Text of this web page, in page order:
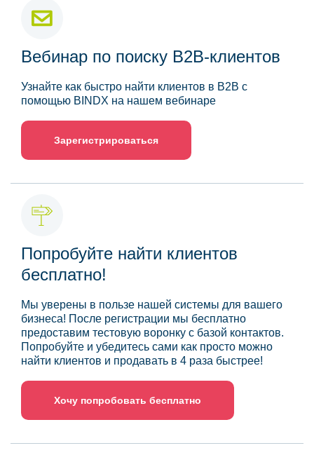
Вебинар по поиску B2B-клиентов
Узнайте как быстро найти клиентов в B2B с
помощью BINDX на нашем вебинаре
Зарегистрироваться
Попробуйте найти клиентов
бесплатно!
Мы уверены в пользе нашей системы для вашего
бизнеса! После регистрации мы бесплатно
предоставим тестовую воронку с базой контактов.
Попробуйте и убедитесь сами как просто можно
найти клиентов и продавать в 4 раза быстрее!
Хочу попробовать бесплатно